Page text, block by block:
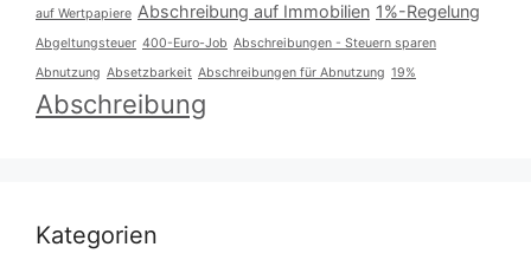
auf Wertpapiere Abschreibung auf Immobilien 1%-Regelung
Abgeltungsteuer 400-Euro-Job Abschreibungen - Steuern sparen
Abnutzung Absetzbarkeit Abschreibungen für Abnutzung 19%
Abschreibung
Kategorien